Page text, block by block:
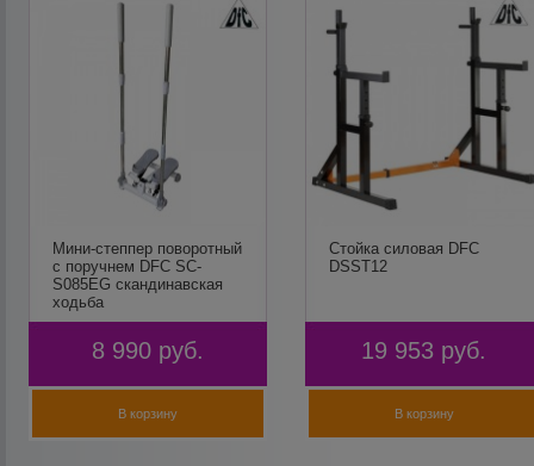
Мини-степпер поворотный
с поручнем DFC SC-
S085EG скандинавская
ходьба
8 990 руб.
В корзину
Стойка силовая DFC
DSST12
19 953 руб.
В корзину